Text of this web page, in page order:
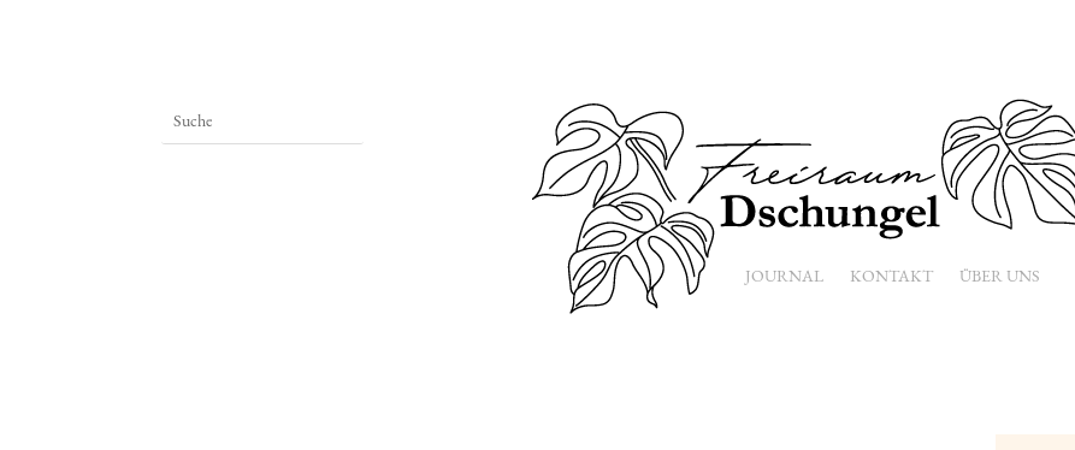
JOURNAL KONTAKT ÜBER UNS